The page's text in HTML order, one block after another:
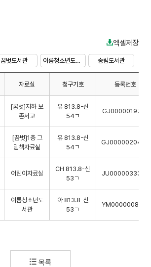
엑셀저장
꿈벗도서관 이룸청소년도서관 송림도서관
자료실 청구기호 등록번호
[꿈벗]지하 보
존서고
유 813.8-신
54ㄱ
GJ0000019726
[꿈벗]1층 그
림책자료실
유 813.8-신
54ㄱ
GJ0000020479
어린이자료실
CH 813.8-신
53ㄱ
JU0000033363
이룸청소년도
서관
아 813.8-신
53ㄱ
YM0000008381
목록